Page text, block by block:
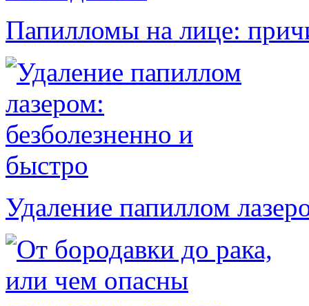
Папилломы на лице:
Удаление папиллом